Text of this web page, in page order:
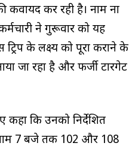
कवायद कर रही है। नाम ना
ने गुरूवार को यह
ट्रिप के लक्ष्य को पूरा कराने के
जा रहा है और फर्जी टारगेट
कहा कि उनको निर्देशित
7 बजे तक 102 और 108